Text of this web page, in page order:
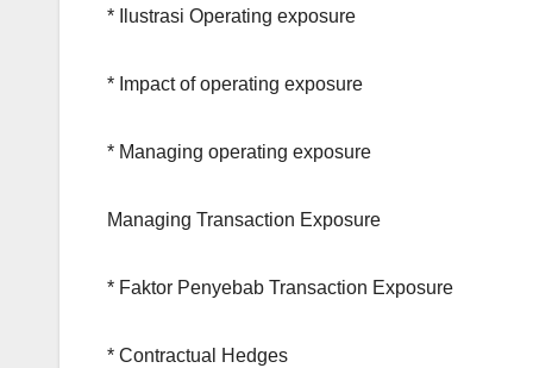
* Ilustrasi Operating exposure
* Impact of operating exposure
* Managing operating exposure
Managing Transaction Exposure
* Faktor Penyebab Transaction Exposure
* Contractual Hedges